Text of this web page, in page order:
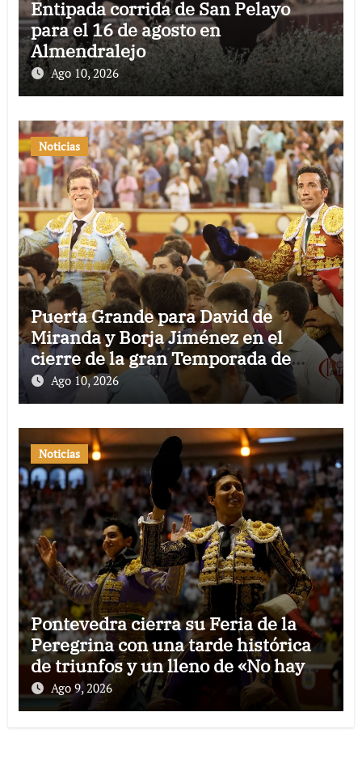
Entipada corrida de San Pelayo
para el 16 de agosto en
Almendralejo
Ago 10, 2026
Noticias
Puerta Grande para David de
Miranda y Borja Jiménez en el
cierre de la gran Temporada de
Verano de El Puerto
Ago 10, 2026
Noticias
Pontevedra cierra su Feria de la
Peregrina con una tarde histórica
de triunfos y un lleno de «No hay
billetes»
Ago 9, 2026